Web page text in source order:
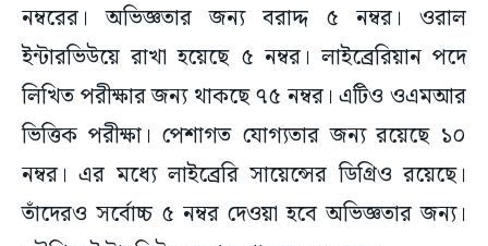
নম্বরের। অভিজ্ঞতার জন্য বরাদ্দ ৫ নম্বর। ওরাল
ইন্টারভিউয়ে রাখা হয়েছে ৫ নম্বর। লাইব্রেরিয়ান পদে
লিখিত পরীক্ষার জন্য থাকছে ৭৫ নম্বর। এটিও ওএমআর
ভিত্তিক পরীক্ষা। পেশাগত যোগ্যতার জন্য রয়েছে ১০
নম্বর। এর মধ্যে লাইব্রেরি সায়েন্সের ডিগ্রিও রয়েছে।
তাঁদেরও সর্বোচ্চ ৫ নম্বর দেওয়া হবে অভিজ্ঞতার জন্য।